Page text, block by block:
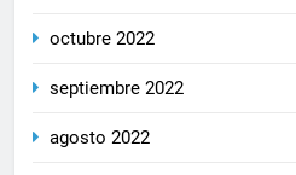
octubre 2022
septiembre 2022
agosto 2022